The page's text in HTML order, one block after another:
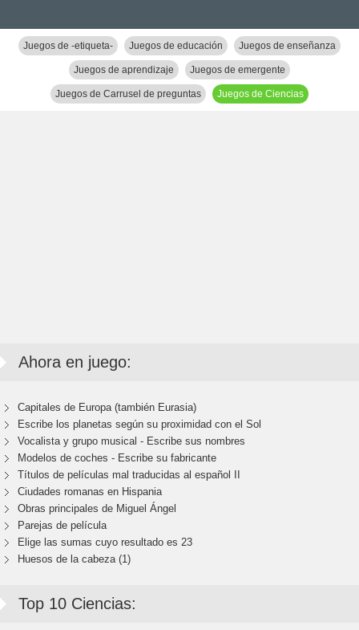
Juegos de -etiqueta- Juegos de educación Juegos de enseñanza
Juegos de aprendizaje Juegos de emergente
Juegos de Carrusel de preguntas Juegos de Ciencias
Ahora en juego:
Capitales de Europa (también Eurasia)
Escribe los planetas según su proximidad con el Sol
Vocalista y grupo musical - Escribe sus nombres
Modelos de coches - Escribe su fabricante
Títulos de películas mal traducidas al español II
Ciudades romanas en Hispania
Obras principales de Miguel Ángel
Parejas de película
Elige las sumas cuyo resultado es 23
Huesos de la cabeza (1)
Top 10 Ciencias: